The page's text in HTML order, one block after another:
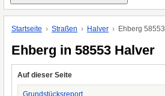
Startseite Straßen Halver Ehberg 58553
Ehberg in 58553 Halver
Auf dieser Seite
Grundstücksreport